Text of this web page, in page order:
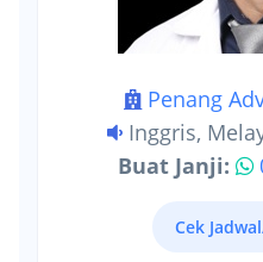
Penang
Inggris,
Buat Janji:
Cek